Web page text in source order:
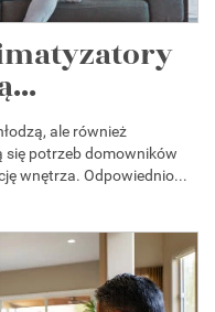
ale również
się potrzeb domowników
wnętrza. Odpowiednio...